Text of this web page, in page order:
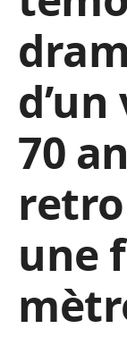
70
une